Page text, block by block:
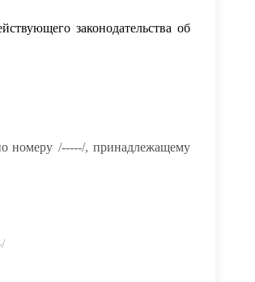
законодательства об
номеру /-----/, принадлежащему